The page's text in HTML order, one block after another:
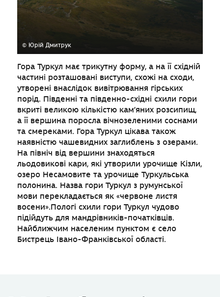
© Юрій Дмитрук
Гора Туркул має трикутну форму, а на її східній
частині розташовані виступи, схожі на сходи,
утворені внаслідок вивітрювання гірських
порід. Південні та південно-східні схили гори
вкриті великою кількістю кам’яних розсипищ,
а її вершина поросла вічнозеленими соснами
та смереками. Гора Туркул цікава також
наявністю чашевидних заглиблень з озерами.
На північ від вершини знаходяться
льодовикові кари, які утворили урочище Кізли,
озеро Несамовите та урочище Туркульська
полонина. Назва гори Туркул з румунської
мови перекладається як «червоне листя
восени».Пологі схили гори Туркул чудово
підійдуть для мандрівників-початківців.
Найближчим населеним пунктом є село
Бистрець Івано-Франківської області.